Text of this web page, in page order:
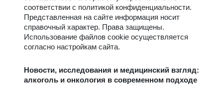
соответствии с политикой конфиденциальности.
Представленная на сайте информация носит
справочный характер. Права защищены.
Использование файлов cookie осуществляется
согласно настройкам сайта.
Новости, исследования и медицинский взгляд:
алкоголь и онкология в современном подходе